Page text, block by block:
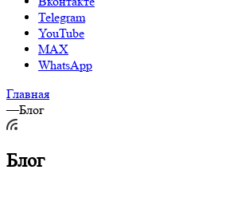
Telegram
YouTube
MAX
WhatsApp
Главная
—Блог
Блог